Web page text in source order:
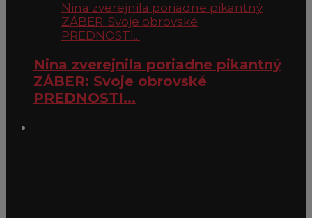
Nina zverejnila poriadne pikantný
ZÁBER: Svoje obrovské
PREDNOSTI...
Nina zverejnila poriadne pikantný
ZÁBER: Svoje obrovské
PREDNOSTI...